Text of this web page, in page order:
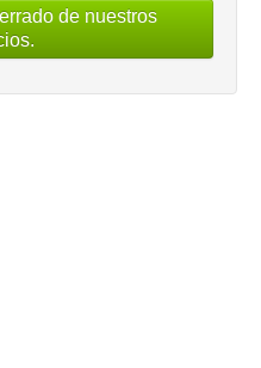
de nuestros